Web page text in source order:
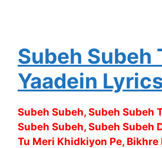
Subeh Subeh
Yaadein
Subeh Subeh, Subeh Subeh
Subeh Subeh, Subeh Subeh
Tu Meri Khidkiyon Pe, Bikhre